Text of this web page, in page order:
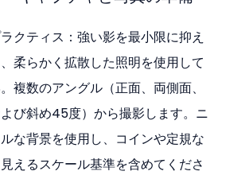
クティス：強い影を最小限に抑え
柔らかく拡散した照明を使用して
複数のアングル（正面、両側面、
び斜め45度）から撮影します。ニ
な背景を使用し、コインや定規な
えるスケール基準を含めてくださ